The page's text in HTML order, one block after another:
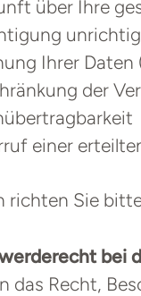
über Ihre
Ihrer
der
einer
richten Sie
bei
das Recht,